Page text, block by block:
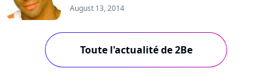
August 13, 2014
Toute l'actualité de 2Be